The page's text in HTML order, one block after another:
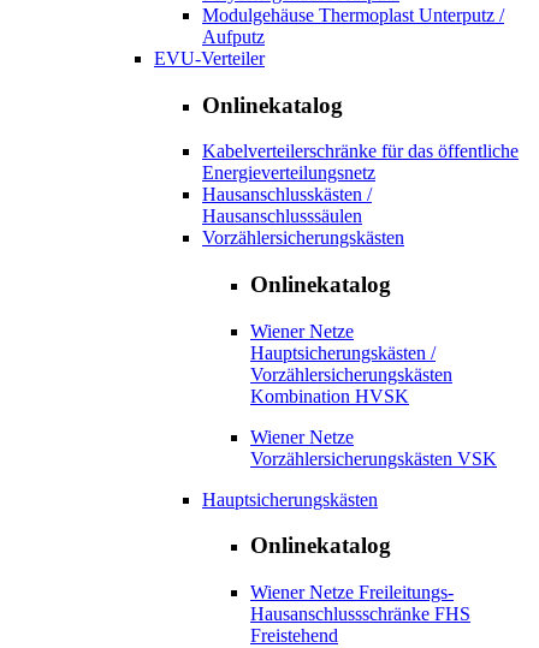
Modulgehäuse Thermoplast Unterputz /
Aufputz
EVU-Verteiler
Onlinekatalog
Kabelverteilerschränke für das öffentliche
Energieverteilungsnetz
Hausanschlusskästen /
Hausanschlusssäulen
Vorzählersicherungskästen
Onlinekatalog
Wiener Netze
Hauptsicherungskästen /
Vorzählersicherungskästen
Kombination HVSK
Wiener Netze
Vorzählersicherungskästen VSK
Hauptsicherungskästen
Onlinekatalog
Wiener Netze Freileitungs-
Hausanschlussschränke FHS
Freistehend